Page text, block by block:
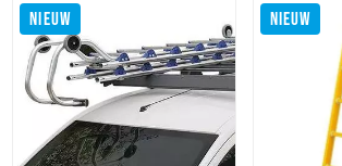
NIEUW NIEUW